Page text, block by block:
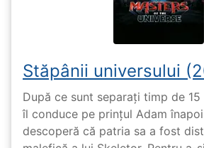
Stăpânii universului
După ce sunt separați timp de 15
îl conduce pe prințul Adam
descoperă că patria sa a fost